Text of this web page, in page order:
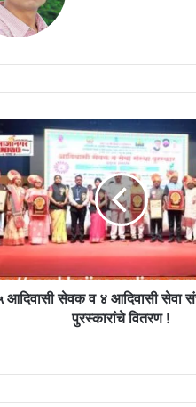
आदिवासी सेवक व ४ आदिवासी सेवा
पुरस्कारांचे वितरण !